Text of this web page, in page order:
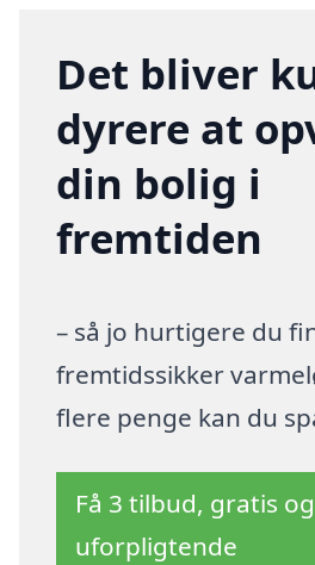
Det bliver
dyrere at
din bolig i
fremtiden
– så jo hurtigere du
fremtidssikker
flere penge kan du
Få 3 tilbud, gratis og
uforpligtende